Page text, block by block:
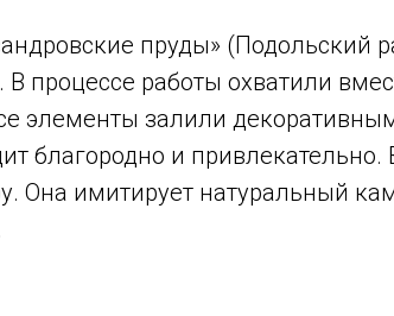
пруды» (Подольский
В процессе работы охватили
элементы залили
благородно и
Она имитирует натуральный